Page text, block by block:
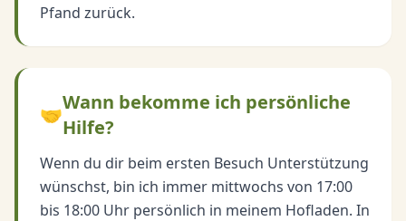
Pfand zurück.
🤝
Wann bekomme ich persönliche
Hilfe?
Wenn du dir beim ersten Besuch Unterstützung
wünschst, bin ich immer mittwochs von 17:00
bis 18:00 Uhr persönlich in meinem Hofladen. In